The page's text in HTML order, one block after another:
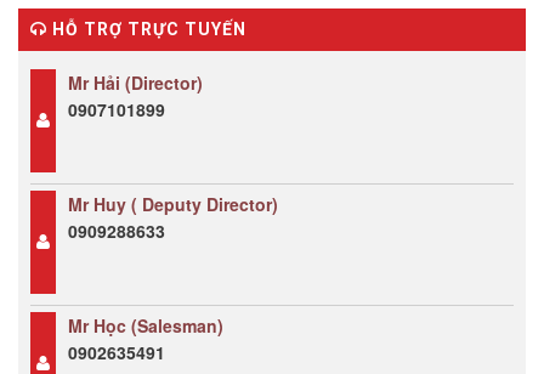
HỖ TRỢ TRỰC TUYẾN
Mr Hải (Director)
0907101899
Mr Huy ( Deputy Director)
0909288633
Mr Học (Salesman)
0902635491